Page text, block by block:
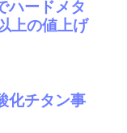
ハードメタ
上の値上げ
化チタン事